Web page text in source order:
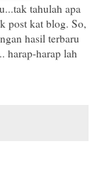
tahulah apa
post kat blog. So,
hasil terbaru
harap-harap lah